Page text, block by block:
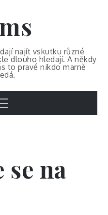
najít vskutku různé
dlouho hledají. A někdy
to pravé nikdo marně
se na